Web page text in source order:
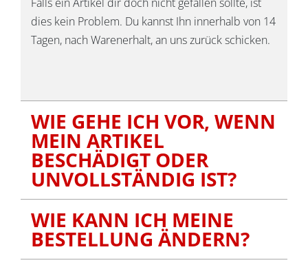
dies kein Problem. Du kannst Ihn innerhalb von 14
Tagen, nach Warenerhalt, an uns zurück schicken.
WIE GEHE ICH VOR, WENN
MEIN ARTIKEL
BESCHÄDIGT ODER
UNVOLLSTÄNDIG IST?
WIE KANN ICH MEINE
BESTELLUNG ÄNDERN?